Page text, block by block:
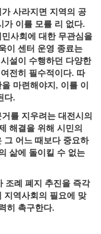
사라지면 지역의 공
가 이를 모를 리 없다.
사회에 대한 무관심을
이 센터 운영 종료는
설이 수행하던 다양한
전히 필수적이다. 따
마련해야지, 이를 이
다.
를 지우려는 대전시의
해결을 위해 시민의
그 어느 때보다 중요하
삶에 돌이킬 수 없는
조례 폐지 추진을 즉각
지역사회의 필요에 맞
히 촉구한다.